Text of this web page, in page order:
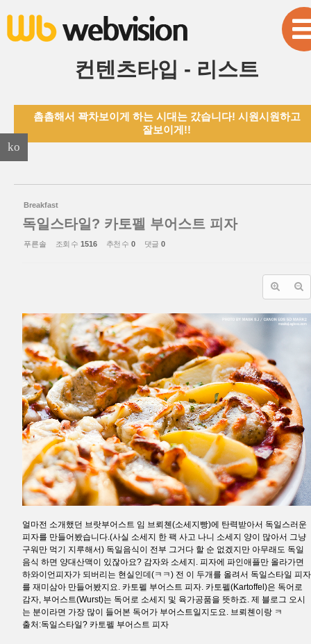
컨텐츠타입 - 리스트
촘촘해서 꽉차보이게 하는 시대는 갔습니다! 시원시원하고
잘보이게!!
Breakfast
독일스타일? 카토펠 부어스트 피자
푸른솔 조회 수 1516 추천 수 0 댓글 0
얼마전 소개했던 브랏부어스트 임 브뢰쳰(소세지빵)에 탄력받아서 독일스러운
피자를 만들어봤습니다.(사실 소세지 한 팩 사고 나니 소세지 양이 많아서 그냥
구워만 먹기 지루해서) 독일음식이 전부 그거다 할 순 없겠지만 아무래도 독일
음식 하면 양대산맥이 있잖아요? 감자와 소세지. 피자에 파인애플만 올라가면
하와이언피자가 되버리는 현실인데(ㅋㅋ) 전 이 두개를 올려서 독일스타일 피자
를 재미삼아 만들어봤지요. 카토펠 부어스트 피자. 카토펠(Kartoffel)은 독어로
감자, 부어스트(Wurst)는 독어로 소세지 및 육가공품을 뜻하죠. 제 블로그 오시
는 분이라면 가장 많이 들어본 독어가 부어스트일지도요. 브뢰쳰이랑 ㅋ
출처:독일스타일? 카토펠 부어스트 피자
ko
Sketchbook5, 스케치북5
Sketchbook5, 스케치북5